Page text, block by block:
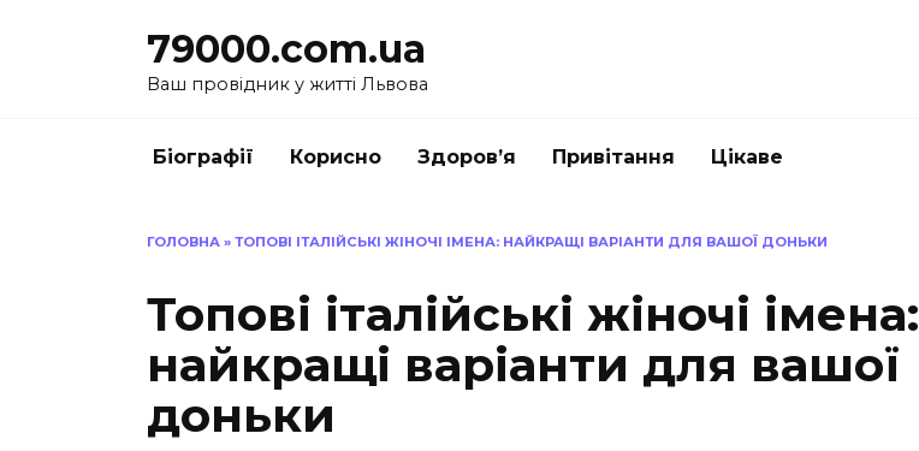
79000.com.ua
Ваш провідник у житті Львова
Біографії Корисно Здоров’я Привітання Цікаве
ГОЛОВНА » ТОПОВІ ІТАЛІЙСЬКІ ЖІНОЧІ ІМЕНА: НАЙКРАЩІ ВАРІАНТИ ДЛЯ ВАШОЇ ДОНЬКИ
Топові італійські жіночі імена:
найкращі варіанти для вашої
доньки